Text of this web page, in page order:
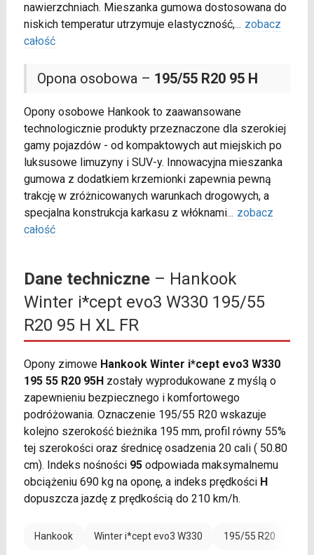
nawierzchniach. Mieszanka gumowa dostosowana do
niskich temperatur utrzymuje elastyczność,... zobacz
całość
Opona osobowa – 195/55 R20 95 H
Opony osobowe Hankook to zaawansowane
technologicznie produkty przeznaczone dla szerokiej
gamy pojazdów - od kompaktowych aut miejskich po
luksusowe limuzyny i SUV-y. Innowacyjna mieszanka
gumowa z dodatkiem krzemionki zapewnia pewną
trakcję w zróżnicowanych warunkach drogowych, a
specjalna konstrukcja karkasu z włóknami... zobacz
całość
Dane techniczne– Hankook
Winter i*cept evo3 W330 195/55
R20 95 H XL FR
Opony zimowe Hankook Winter i*cept evo3 W330
195 55 R20 95Hzostały wyprodukowane z myślą o
zapewnieniu bezpiecznego i komfortowego
podróżowania. Oznaczenie 195/55 R20 wskazuje
kolejno szerokość bieżnika 195 mm, profil równy 55%
tej szerokości oraz średnicę osadzenia 20 cali ( 50.80
cm). Indeks nośności 95odpowiada maksymalnemu
obciążeniu 690 kg na oponę, a indeks prędkości H
dopuszcza jazdę z prędkością do 210 km/h.
Hankook Winter i*cept evo3 W330 195/55 R20